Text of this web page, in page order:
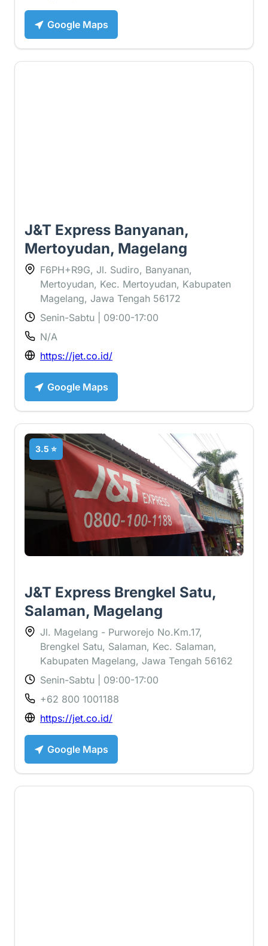
Google Maps
J&T Express Banyanan,
Mertoyudan, Magelang
F6PH+R9G, Jl. Sudiro, Banyanan,
Mertoyudan, Kec. Mertoyudan, Kabupaten
Magelang, Jawa Tengah 56172
Senin-Sabtu | 09:00-17:00
N/A
https://jet.co.id/
Google Maps
3.5 ⭐
J&T Express Brengkel Satu,
Salaman, Magelang
Jl. Magelang - Purworejo No.Km.17,
Brengkel Satu, Salaman, Kec. Salaman,
Kabupaten Magelang, Jawa Tengah 56162
Senin-Sabtu | 09:00-17:00
+62 800 1001188
https://jet.co.id/
Google Maps